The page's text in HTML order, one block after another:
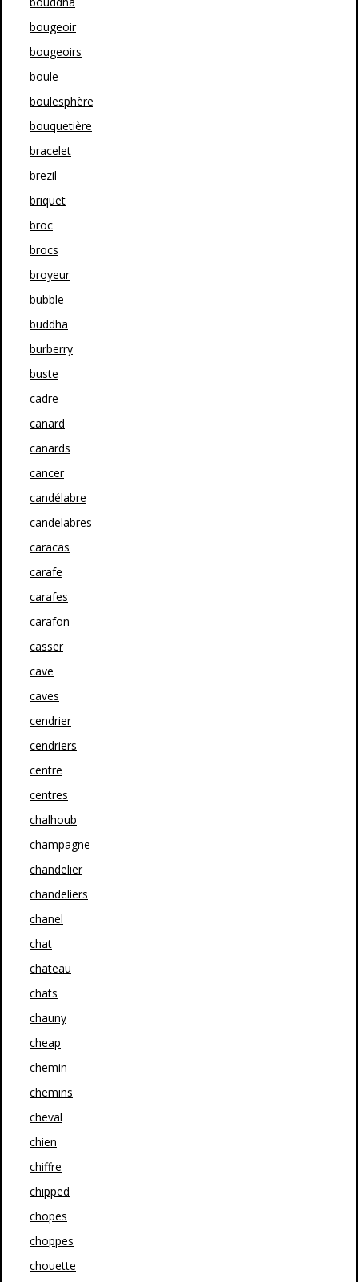
bougeoir
bougeoirs
boule
boulesphère
bouquetière
bracelet
brezil
briquet
broc
brocs
broyeur
bubble
buddha
burberry
buste
cadre
canard
canards
cancer
candélabre
candelabres
caracas
carafe
carafes
carafon
casser
cave
caves
cendrier
cendriers
centre
centres
chalhoub
champagne
chandelier
chandeliers
chanel
chat
chateau
chats
chauny
cheap
chemin
chemins
cheval
chien
chiffre
chipped
chopes
choppes
chouette